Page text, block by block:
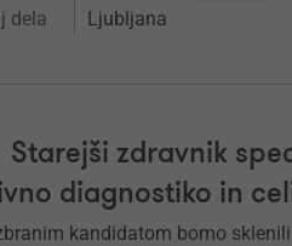
dela Ljubljana
Starejši zdravnik
diagnostiko in
kandidatom bomo